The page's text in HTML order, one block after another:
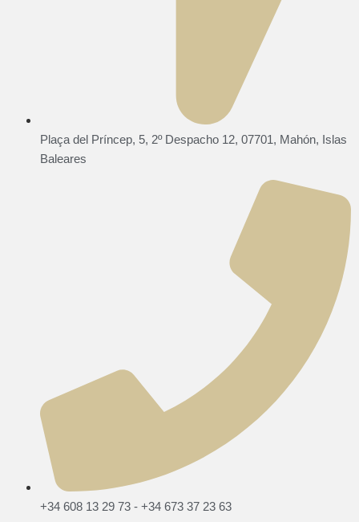
Plaça del Príncep, 5, 2º Despacho 12, 07701, Mahón, Islas
Baleares
+34 608 13 29 73 - +34 673 37 23 63